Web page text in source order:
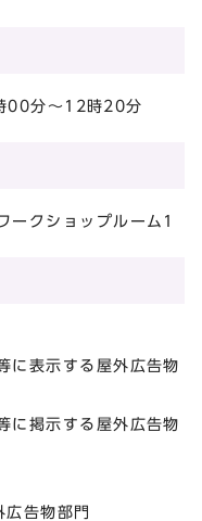
00分～12時20分
クショップルーム1
に表示する屋外広告物
に掲示する屋外広告物
告物部門